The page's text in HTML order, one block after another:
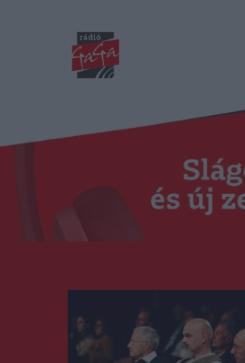
RÁDIÓ GAGA
Műsorok
Duma Duba
Podcast és videók
Stáb
RO